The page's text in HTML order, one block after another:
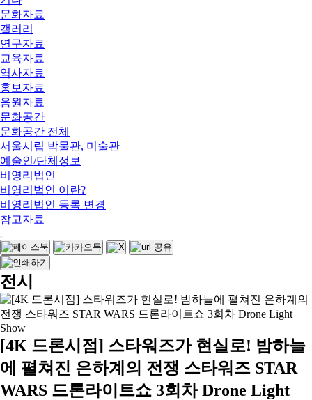
문화자료
갤러리
연구자료
교육자료
역사자료
홍보자료
음원자료
문화공간
문화공간 전체
서울시립 박물관, 미술관
예술인/단체정보
비영리법인
비영리법인 이란?
비영리법인 등록 변경
참고자료
전시
[4K 드론시점] 스타워즈가 현실로! 밤하늘
에 펼쳐진 은하계의 전쟁 스타워즈 STAR
WARS 드론라이트쇼 3회차 Drone Light